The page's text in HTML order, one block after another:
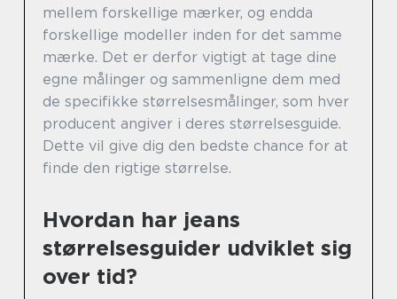
mellem forskellige mærker, og endda
forskellige modeller inden for det samme
mærke. Det er derfor vigtigt at tage dine
egne målinger og sammenligne dem med
de specifikke størrelsesmålinger, som hver
producent angiver i deres størrelsesguide.
Dette vil give dig den bedste chance for at
finde den rigtige størrelse.
Hvordan har jeans
størrelsesguider udviklet sig
over tid?